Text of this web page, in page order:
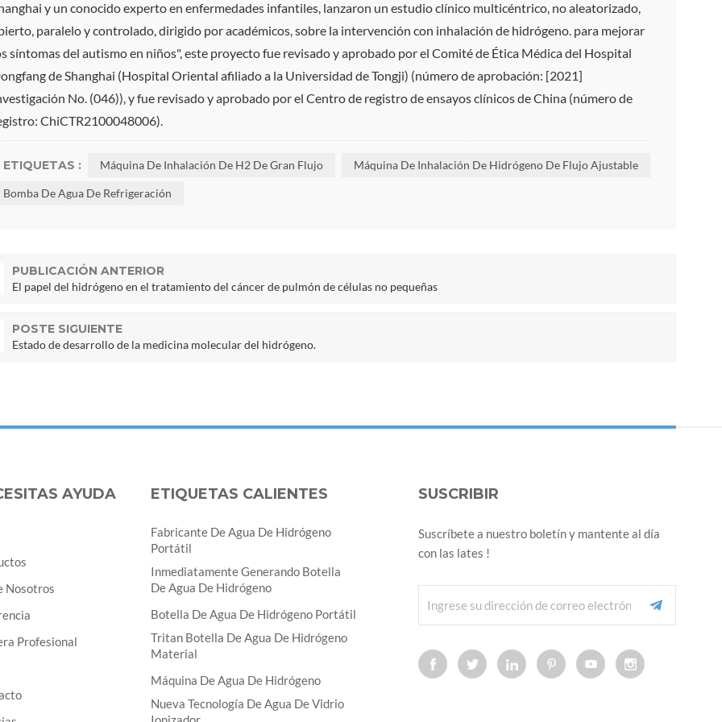
y un conocido experto en enfermedades infantiles, lanzaron un estudio clínico multicéntrico, no aleatorizado,
paralelo y controlado, dirigido por académicos, sobre la intervención con inhalación de hidrógeno. para mejorar
síntomas del autismo en niños", este proyecto fue revisado y aprobado por el Comité de Ética Médica del Hospital
de Shanghai (Hospital Oriental afiliado a la Universidad de Tongji) (número de aprobación: [2021]
No. (046)), y fue revisado y aprobado por el Centro de registro de ensayos clínicos de China (número de
ChiCTR2100048006).
ETIQUETAS : Máquina De Inhalación De H2 De Gran Flujo Máquina De Inhalación De Hidrógeno De Flujo Ajustable
Bomba De Agua De Refrigeración
PUBLICACIÓN ANTERIOR
El papel del hidrógeno en el tratamiento del cáncer de pulmón de células no pequeñas
POSTE SIGUIENTE
Estado de desarrollo de la medicina molecular del hidrógeno.
SUSCRIBIR
Suscríbete a nuestro boletín y mantente al día
con las lates !
AYUDA
Nosotros
Profesional
ETIQUETAS CALIENTES
Fabricante De Agua De Hidrógeno
Portátil
Inmediatamente Generando Botella
De Agua De Hidrógeno
Botella De Agua De Hidrógeno Portátil
Tritan Botella De Agua De Hidrógeno
Material
Máquina De Agua De Hidrógeno
Nueva Tecnología De Agua De Vidrio